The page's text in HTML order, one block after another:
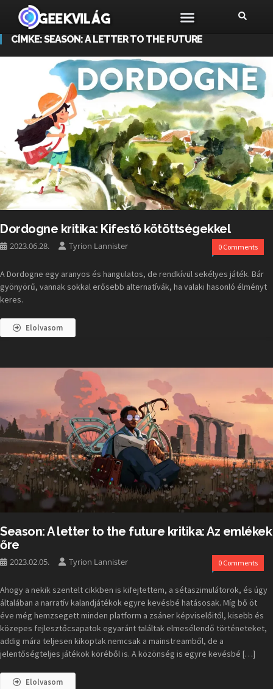
CÍMKE:SEASON: A LETTER TO THE FUTURE
Dordogne kritika: Kifestő kötöttségekkel
2023.06.28. Tyrion Lannister 0 Comments
A Dordogne egy aranyos és hangulatos, de rendkívül sekélyes játék. Bár
gyönyörű, vannak sokkal erősebb alternatívák, ha valaki hasonló élményt
keres.
Elolvasom
Season: A letter to the future kritika: Az emlékek
őre
2023.02.05. Tyrion Lannister 0 Comments
Ahogy a nekik szentelt cikkben is kifejtettem, a sétaszimulátorok, és úgy
általában a narratív kalandjátékok egyre kevésbé hatásosak. Míg bő öt
éve még hemzsegett minden platform a zsáner képviselőitől, kisebb és
közepes fejlesztőcsapatok egyaránt találtak elmesélendő történeteket,
addig mára teljesen kikoptak nemcsak a mainstreamből, de a
jelentőségteljes játékok köréből is. A közönség is egyre kevésbé […]
Elolvasom